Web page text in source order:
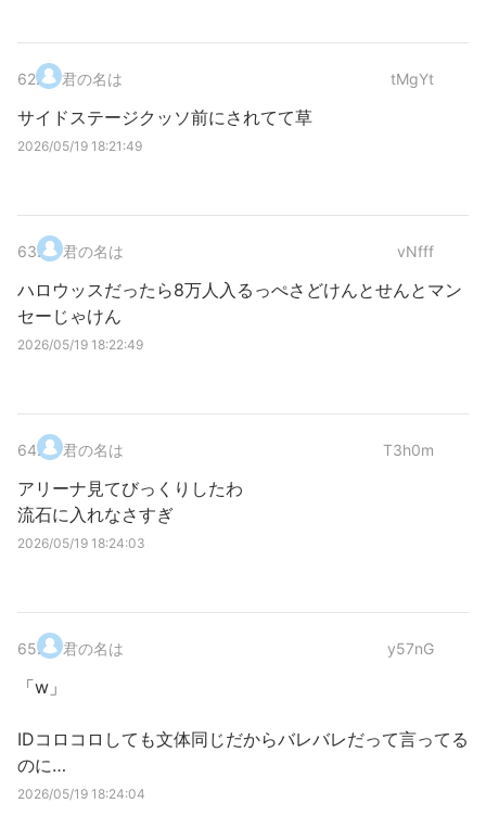
62. 君の名は tMgYt
サイドステージクッソ前にされてて草
2026/05/19 18:21:49
63. 君の名は vNfff
ハロウッスだったら8万人入るっぺさどけんとせんとマン
セーじゃけん
2026/05/19 18:22:49
64. 君の名は T3h0m
アリーナ見てびっくりしたわ
流石に入れなさすぎ
2026/05/19 18:24:03
65. 君の名は y57nG
「w」
IDコロコロしても文体同じだからバレバレだって言ってる
のに…
2026/05/19 18:24:04